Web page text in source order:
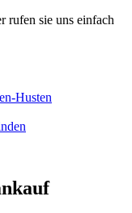
rufen sie uns einfach
Husten